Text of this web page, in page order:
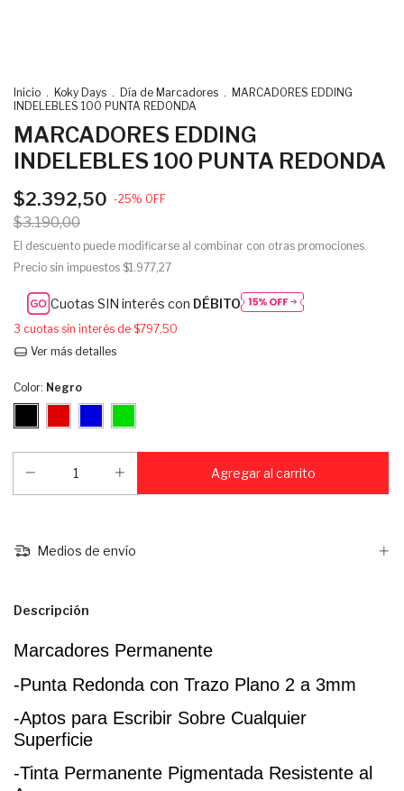
Inicio . Koky Days . Día de Marcadores . MARCADORES EDDING
INDELEBLES 100 PUNTA REDONDA
MARCADORES EDDING
INDELEBLES 100 PUNTA REDONDA
$2.392,50 -25% OFF
$3.190,00
El descuento puede modificarse al combinar con otras promociones.
Precio sin impuestos $1.977,27
Cuotas SIN interés con DÉBITO
3 cuotas sin interés de $797,50
Ver más detalles
Color: Negro
Medios de envío
Descripción
Marcadores Permanente
-Punta Redonda con Trazo Plano 2 a 3mm
-Aptos para Escribir Sobre Cualquier
Superficie
-Tinta Permanente Pigmentada Resistente al